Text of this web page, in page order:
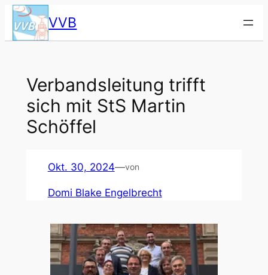
Zum
Inhalt
springen
VVB
Ver­bands­lei­tung trifft
sich mit StS Mar­tin
Schöf­fel
Okt. 30, 2024—von
Domi Blake Engelbrecht